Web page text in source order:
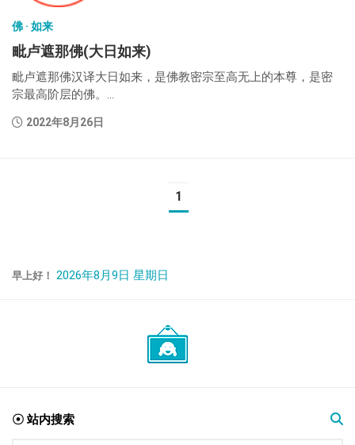
佛 · 如来
毗卢遮那佛(大日如来)
毗卢遮那佛汉译大日如来，是佛教密宗至高无上的本尊，是密
宗最高阶层的佛。...
2022年8月26日
1
早上好！ 2026年8月9日 星期日
☉ 站内搜索